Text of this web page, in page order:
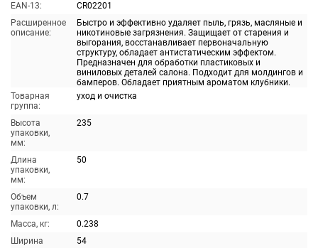
EAN-13:
CR02201
Расширенное
описание:
Быстро и эффективно удаляет пыль, грязь, масляные и
никотиновые загрязнения. Защищает от старения и
выгорания, восстанавливает первоначальную
структуру, обладает антистатическим эффектом.
Предназначен для обработки пластиковых и
виниловых деталей салона. Подходит для молдингов и
бамперов. Обладает приятным ароматом клубники.
Товарная
группа:
уход и очистка
Высота
упаковки,
мм:
235
Длина
упаковки,
мм:
50
Объем
упаковки, л:
0.7
Масса, кг:
0.238
Ширина
54